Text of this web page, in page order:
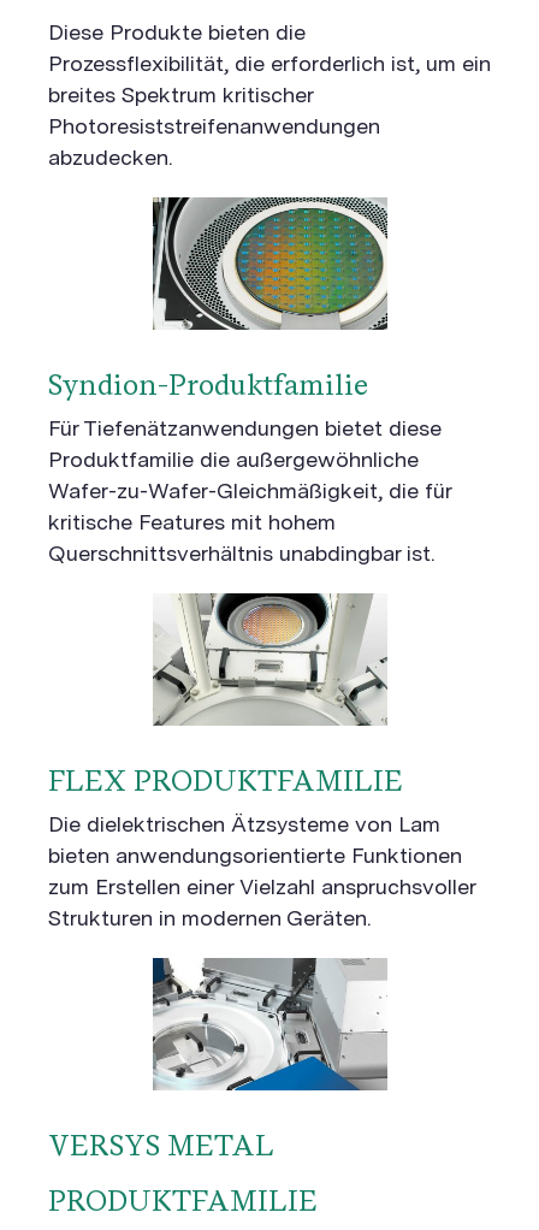
Diese Produkte bieten die
Prozessflexibilität, die erforderlich ist, um ein
breites Spektrum kritischer
Photoresiststreifenanwendungen
abzudecken.
Syndion-Produktfamilie
Für Tiefenätzanwendungen bietet diese
Produktfamilie die außergewöhnliche
Wafer-zu-Wafer-Gleichmäßigkeit, die für
kritische Features mit hohem
Querschnittsverhältnis unabdingbar ist.
FLEX PRODUKTFAMILIE
Die dielektrischen Ätzsysteme von Lam
bieten anwendungsorientierte Funktionen
zum Erstellen einer Vielzahl anspruchsvoller
Strukturen in modernen Geräten.
VERSYS METAL
PRODUKTFAMILIE